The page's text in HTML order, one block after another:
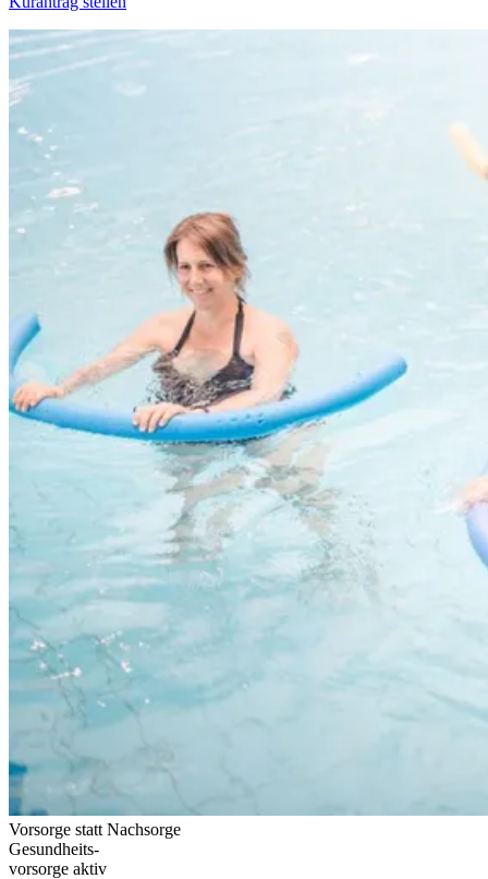
Vorsorge statt Nachsorge
Gesundheits-
vorsorge aktiv